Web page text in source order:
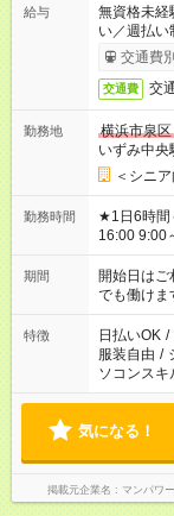
給与
無資格未
い／週払い
完了次第
交通費
交通費 交
勤務地
横浜市泉区
いずみ中央
＜シニ
勤務時間
★1日6時間～の時短シ
16:00 9:00～
場合、他の
ん ※法令に
となります
短時間・短
期間
開始日は
でも働けま
特徴 日払いOK /
服装自由 /
ソコンスキ
気になる！
掲載元企業名 マンパワ